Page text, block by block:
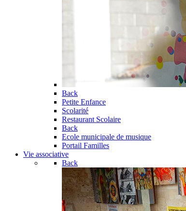
Back
Petite Enfance
Scolarité
Restaurant Scolaire
Back
Ecole municipale de musique
Portail Familles
Vie associative
Back